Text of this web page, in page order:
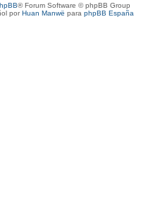
® Forum Software © phpBB Group
porHuan Manwë para phpBB España